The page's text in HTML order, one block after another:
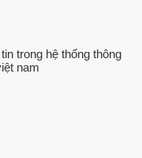
trong hệ thống thông
nam